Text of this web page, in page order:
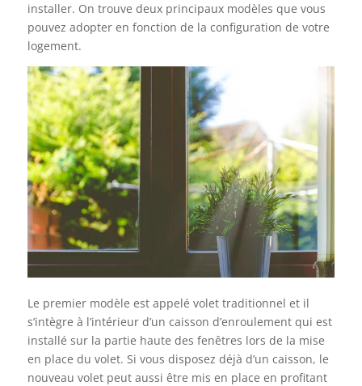
installer. On trouve deux principaux modèles que vous
pouvez adopter en fonction de la configuration de votre
logement.
Le premier modèle est appelé volet traditionnel et il
s’intègre à l’intérieur d’un caisson d’enroulement qui est
installé sur la partie haute des fenêtres lors de la mise
en place du volet. Si vous disposez déjà d’un caisson, le
nouveau volet peut aussi être mis en place en profitant